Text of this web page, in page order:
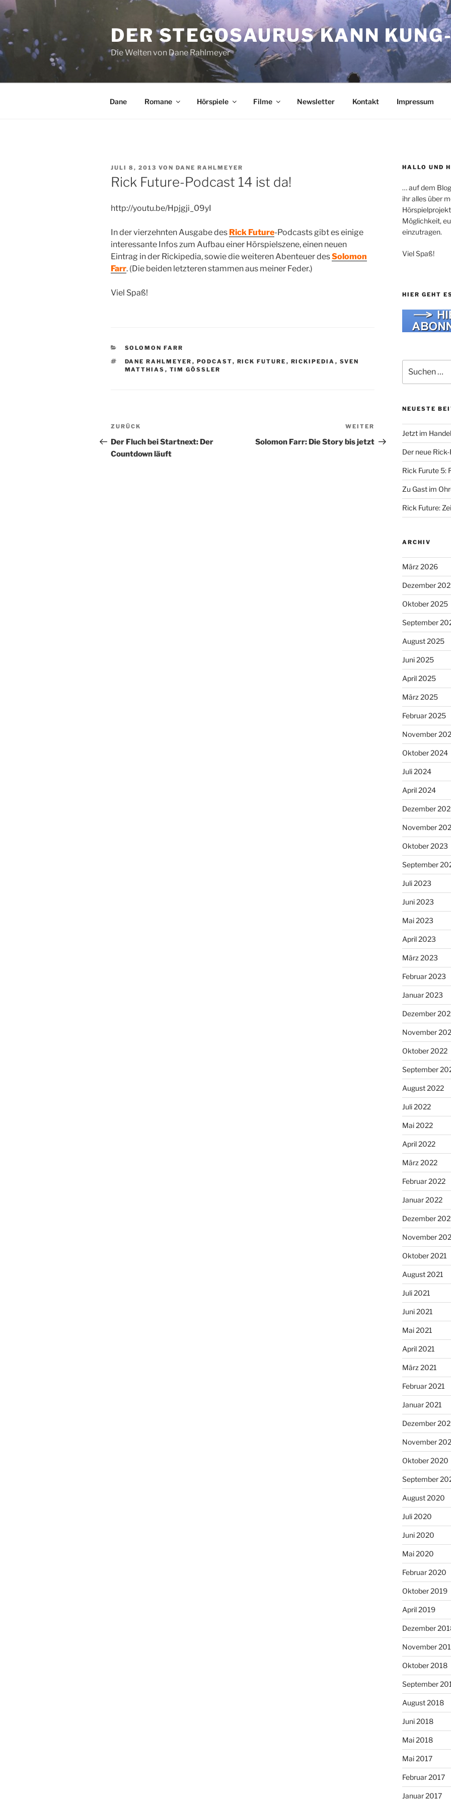
Zum
Inhalt
springen
DER STEGOSAURUS KANN
Die Welten von Dane Rahlmeyer
Dane Romane Hörspiele Filme Newsletter Kontakt Impressum
VERÖFFENTLICHT
AM
JULI 8, 2013 VON DANE RAHLMEYER
Rick Future-Podcast 14 ist da!
http://youtu.be/Hpjgji_09yI
In der vierzehnten Ausgabe des Rick Future-Podcasts gibt es einige
interessante Infos zum Aufbau einer Hörspielszene, einen neuen
Eintrag in der Rickipedia, sowie die weiteren Abenteuer desSolomon
Farr. (Die beiden letzteren stammen aus meiner Feder.)
Viel Spaß!
KATEGORIEN
SOLOMON FARR
SCHLAGWÖRTER
DANE RAHLMEYER , PODCAST, RICK FUTURE , RICKIPEDIA , SVEN
MATTHIAS , TIM GÖSSLER
Beitragsnavigation
Vorheriger
Beitrag
ZURÜCK
Der Fluch bei Startnext: Der
Countdown läuft
Beitrag
WEITER
Solomon Farr: Die Story bis jetzt
HALLO UND
… auf dem
ihr alles über
Möglichkeit,
einzutragen.
Viel Spaß!
HIER GEHT
nach:
NEUESTE
Jetzt im
Der neue
Rick Furute 5:
Zu Gast im
Rick Future:
ARCHIV
März 2026
Dezember
Oktober 2025
September
August 2025
Juni 2025
April 2025
März 2025
Februar 2025
November
Oktober 2024
Juli 2024
April 2024
Dezember
November
Oktober 2023
September
Juli 2023
Juni 2023
Mai 2023
April 2023
März 2023
Februar 2023
Januar 2023
Dezember
November
Oktober 2022
September
August 2022
Juli 2022
Mai 2022
April 2022
März 2022
Februar 2022
Januar 2022
Dezember
November
Oktober 2021
August 2021
Juli 2021
Juni 2021
Mai 2021
April 2021
März 2021
Februar 2021
Januar 2021
Dezember
November
Oktober 2020
September
August 2020
Juli 2020
Juni 2020
Mai 2020
Februar 2020
Oktober 2019
April 2019
Dezember
November
Oktober 2018
September
August 2018
Juni 2018
Mai 2018
Mai 2017
Februar 2017
Januar 2017